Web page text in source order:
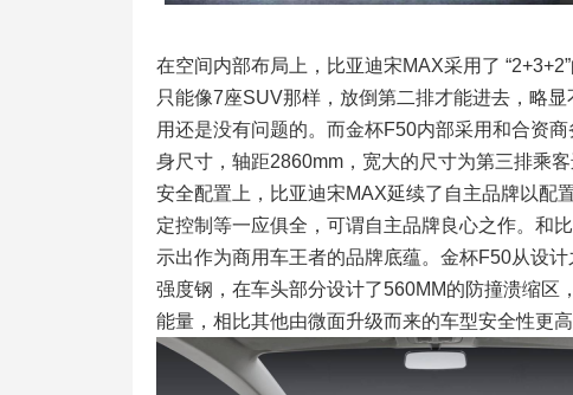
在空间内部布局上，比亚迪宋MAX采用了
只能像7座SUV那样，放倒第二排才能进去，略
用还是没有问题的。而金杯F50内部采用和合资
身尺寸，轴距2860mm，宽大的尺寸为第三排乘客
安全配置上，比亚迪宋MAX延续了自主品牌以配
定控制等一应俱全，可谓自主品牌良心之作。和
示出作为商用车王者的品牌底蕴。金杯F50从设
强度钢，在车头部分设计了560MM的防撞溃缩区
能量，相比其他由微面升级而来的车型安全性更高